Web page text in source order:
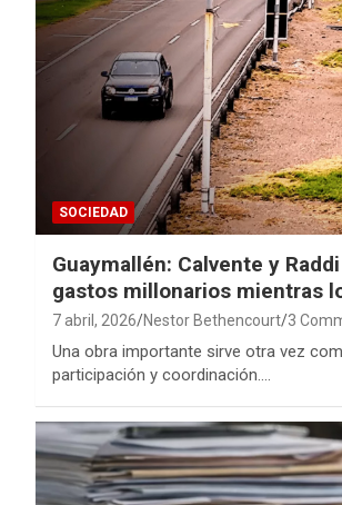
SOCIEDAD
Guaymallén: Calvente y
gastos millonarios mientras
7 abril, 2026 Nestor Bethencourt 3
Una obra importante sirve otra vez
participación y coordinación.…